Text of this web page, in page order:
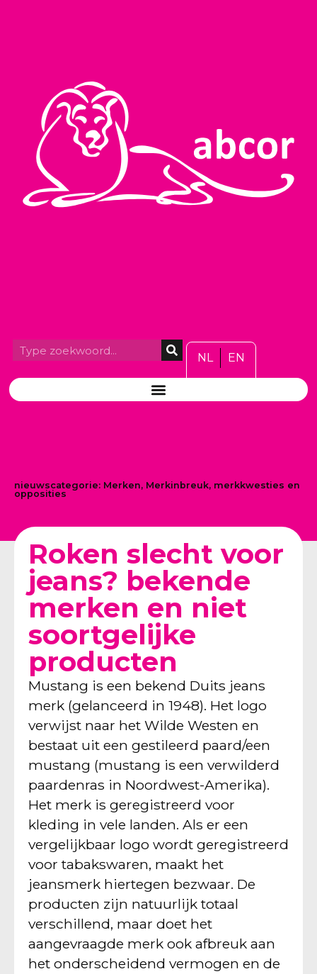
NL EN
nieuwscategorie: Merken, Merkinbreuk, merkkwesties en
opposities
Roken slecht voor
jeans? bekende
merken en niet
soortgelijke
producten
Mustang is een bekend Duits jeans
merk (gelanceerd in 1948). Het logo
verwijst naar het Wilde Westen en
bestaat uit een gestileerd paard/een
mustang (mustang is een verwilderd
paardenras in Noordwest-Amerika).
Het merk is geregistreerd voor
kleding in vele landen. Als er een
vergelijkbaar logo wordt geregistreerd
voor tabakswaren, maakt het
jeansmerk hiertegen bezwaar. De
producten zijn natuurlijk totaal
verschillend, maar doet het
aangevraagde merk ook afbreuk aan
het onderscheidend vermogen en de